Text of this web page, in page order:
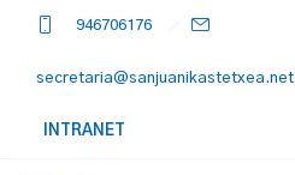
946706176
secretaria@sanjuanikastetxea.net
INTRANET